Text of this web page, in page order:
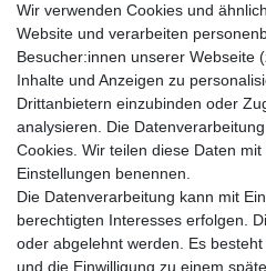
Versandkosten
Der Weg zur eigenen Klimaanlage
Inbetriebnahme &
Für Interessierte aus der Schweiz
Klimaanlage = Wärmepumpe
Hilfe
Bankverbindung:
encliso GmbH
Kreissparkasse Verl
Kto-Nr. 25007352 - BLZ 47853520
BIC/SWIFT: WELADED1WDB
Wir verwenden Cookies und
Website und verarbeiten
Besucher:innen unserer Webseite
Inhalte und Anzeigen zu
Drittanbietern einzubinden oder
analysieren. Die
Cookies. Wir teilen diese Daten
Einstellungen benennen.
Die Datenverarbeitung kann mit
berechtigten Interesses erfolgen.
oder abgelehnt werden. Es
und die Einwilligung zu einem